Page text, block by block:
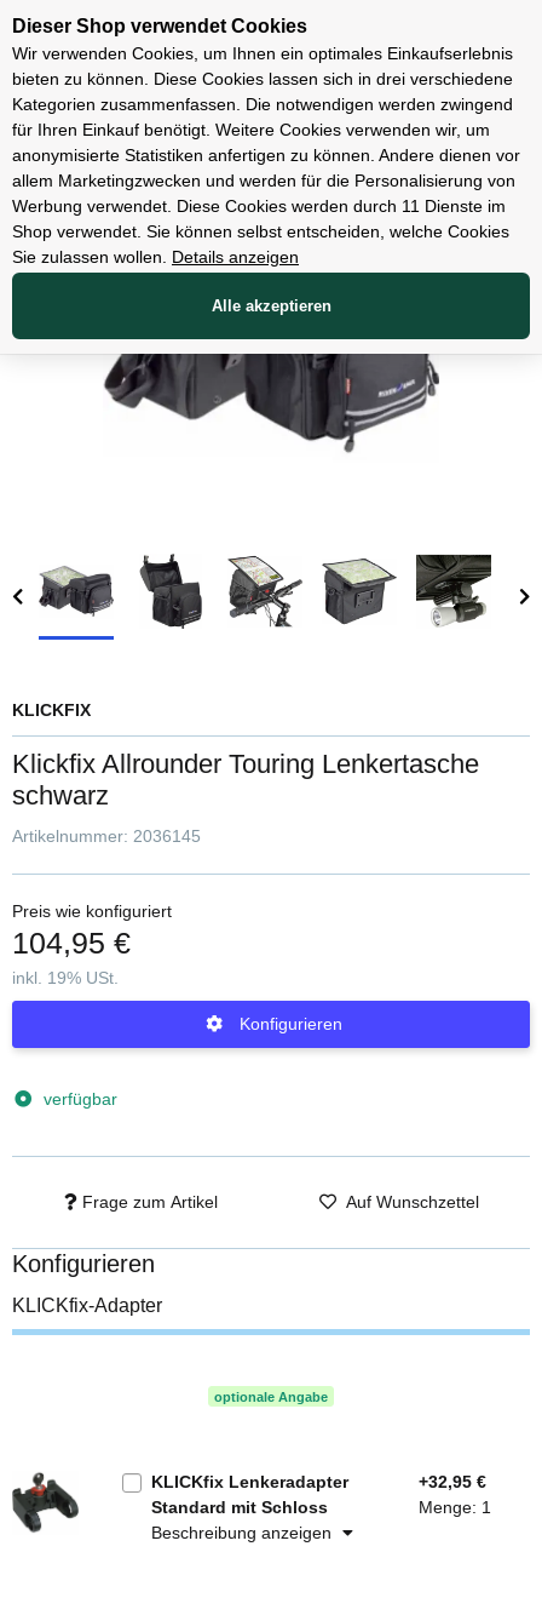
Unsere Filialen
Zubehör
KLICKFIX
Klickfix Allrounder Touring Lenkertasche
schwarz
Artikelnummer: 2036145
Preis wie konfiguriert
104,95 €
inkl. 19% USt.
Konfigurieren
verfügbar
Frage zum Artikel Auf Wunschzettel
Konfigurieren
KLICKfix-Adapter
optionale Angabe
KLICKfix Lenkeradapter
Standard mit Schloss
Beschreibung anzeigen
+32,95 €
Menge: 1
Dieser Shop verwendet Cookies
Wir verwenden Cookies, um Ihnen ein optimales Einkaufserlebnis
bieten zu können. Diese Cookies lassen sich in drei verschiedene
Kategorien zusammenfassen. Die notwendigen werden zwingend
für Ihren Einkauf benötigt. Weitere Cookies verwenden wir, um
anonymisierte Statistiken anfertigen zu können. Andere dienen vor
allem Marketingzwecken und werden für die Personalisierung von
Werbung verwendet. Diese Cookies werden durch 11 Dienste im
Shop verwendet. Sie können selbst entscheiden, welche Cookies
Sie zulassen wollen.
Details anzeigen
Alle akzeptieren